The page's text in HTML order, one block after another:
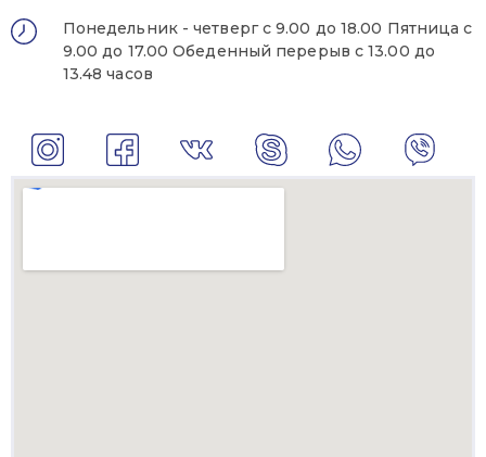
Понедельник - четверг с 9.00 до 18.00 Пятница с
9.00 до 17.00 Обеденный перерыв с 13.00 до
13.48 часов